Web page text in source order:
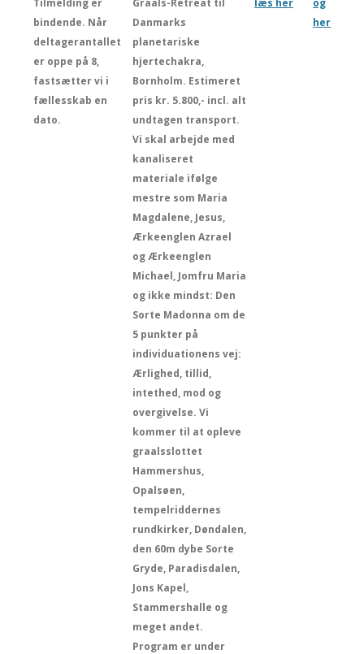
Tilmelding er
bindende. Når
deltagerantallet
er oppe på 8,
fastsætter vi i
fællesskab en
dato.
Graals-Retreat til
Danmarks
planetariske
hjertechakra,
Bornholm. Estimeret
pris kr. 5.800,- incl. alt
undtagen transport.
Vi skal arbejde med
kanaliseret
materiale ifølge
mestre som Maria
Magdalene, Jesus,
Ærkeenglen Azrael
og Ærkeenglen
Michael, Jomfru Maria
og ikke mindst: Den
Sorte Madonna om de
5 punkter på
individuationens vej:
Ærlighed, tillid,
intethed, mod og
overgivelse. Vi
kommer til at opleve
graalsslottet
Hammershus,
Opalsøen,
tempelriddernes
rundkirker, Døndalen,
den 60m dybe Sorte
Gryde, Paradisdalen,
Jons Kapel,
Stammershalle og
meget andet.
Program er under
læs her
og
her